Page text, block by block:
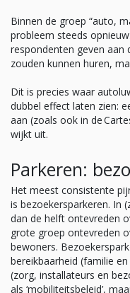
Binnen de groep “auto,
probleem steeds
respondenten geven aan
zouden kunnen huren,
Dit is precies waar
dubbel effect laten zien:
aan (zoals ook in de
wijkt uit.
Parkeren:
Het meest consistente
is bezoekersparkeren. In
dan de helft ontevreden
grote groep ontevreden
bewoners.
bereikbaarheid (familie
(zorg, installateurs en
als ‘mobiliteitsbeleid’,